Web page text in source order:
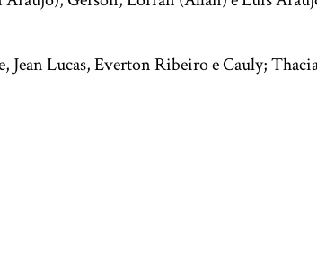
Lucas, Everton Ribeiro e Cauly;